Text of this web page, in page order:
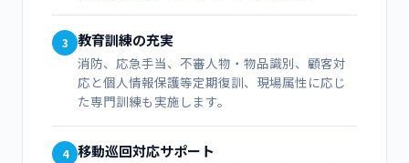
3 教育訓練の充実
消防、応急手当、不審人物・物品識別、顧客対
応と個人情報保護等定期復訓、現場属性に応じ
た専門訓練も実施します。
4 移動巡回対応サポート